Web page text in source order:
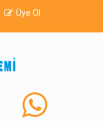
Üye Ol